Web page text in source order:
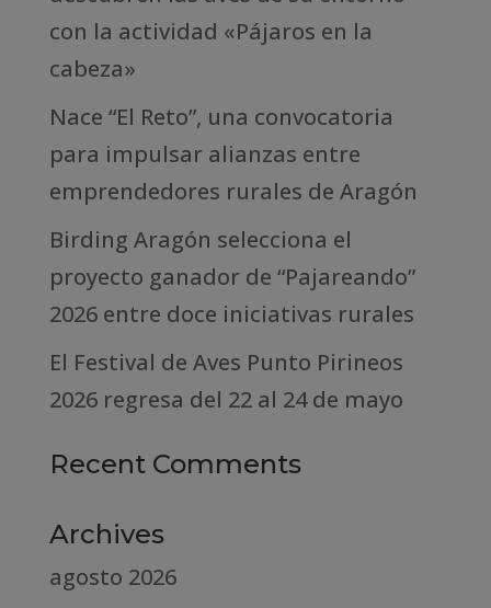
con la actividad «Pájaros en la
cabeza»
Nace “El Reto”, una convocatoria
para impulsar alianzas entre
emprendedores rurales de Aragón
Birding Aragón selecciona el
proyecto ganador de “Pajareando”
2026 entre doce iniciativas rurales
El Festival de Aves Punto Pirineos
2026 regresa del 22 al 24 de mayo
Recent Comments
Archives
agosto 2026